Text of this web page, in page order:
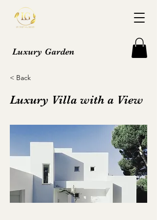
Luxury Garden
< Back
Luxury Villa with a View